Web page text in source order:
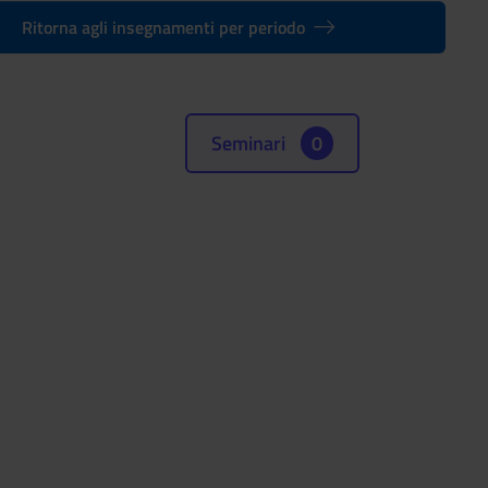
Ritorna agli insegnamenti per periodo
Seminari 0